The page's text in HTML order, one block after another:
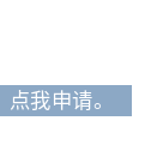
我申请。